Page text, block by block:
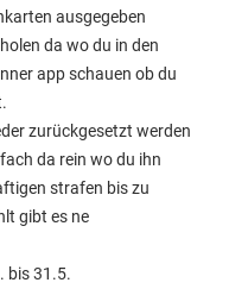
ausgegeben
da wo du in den
app schauen ob du
zurückgesetzt werden
da rein wo du ihn
strafen bis zu
gibt es ne
bis 31.5.